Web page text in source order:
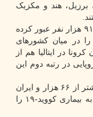
برزیل، هند و مکزیک
تعداد جان باختگان کووید ۱۹ در انگلیس هم از ۹۱ هزار نفر عبور کرده
را در میان کشورهای
در ایتالیا هم از
در رتبه دوم این
همینطور فرانسه بیشتر از ۷۱ هزار، روسیه بیشتر از ۶۶ هزار و ایران
هم بیشتر از ۵۶ هزار فوتی بر اثر مبتلا شدن به بیماری کووید-۱۹ را